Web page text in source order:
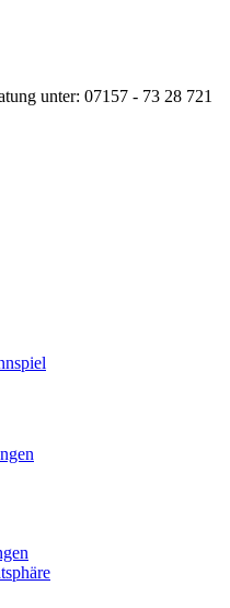
unter: 07157 - 73 28 721